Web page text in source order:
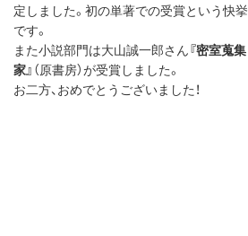
定しました。初の単著での受賞という快挙
です。
また小説部門は大山誠一郎さん『密室蒐集
家』 （原書房）が受賞しました。
お二方、おめでとうございました！